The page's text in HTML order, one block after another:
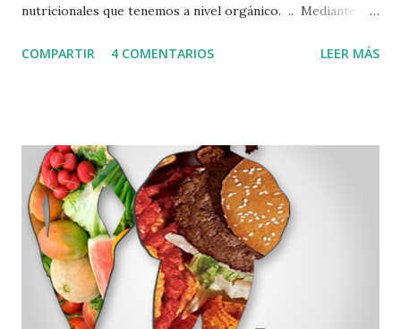
nutricionales que tenemos a nivel orgánico. .. Mediante el
han seguido patrones, clínicos, experimentales en sinergia
conocer edos excesos y defectos nutricionales que generan
los hábitos alimentarios de una persona. .. Ahora bien,
hoy gracias a la tecnología podemos acceder de una manera
fácil y cómoda desde la tranquilidad de su hogar, a
este cuestionario de su PERFIL BIONUTRICIONAL y
recibir un resultado que se refleja en un Histograma
detallado, en donde muestra cómo evoluciona
COMPARTIR 4 COMENTARIOS LEER MÁS